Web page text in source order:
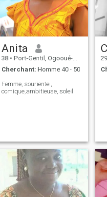
Anita
38 • Port-Gentil, Ogooué-Maritime, Gabon
Cherchant: Homme 40 - 50
Femme, souriente ,
comique,ambitieuse, soleil
29